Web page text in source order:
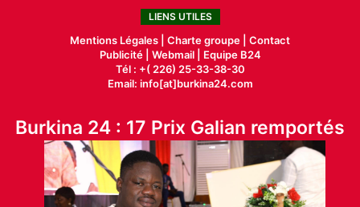
LIENS UTILES
Mentions Légales | Charte groupe | Contact
Publicité| Webmail |
Equipe B24
Tél : +( 226) 25-33-38-30
Email: info[at]burkina24.com
Burkina 24 : 17 Prix Galian remportés